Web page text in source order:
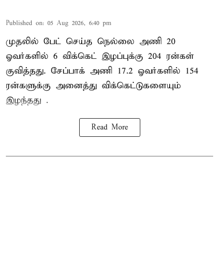
Published on: 05 Aug 2026, 6:40 pm
முதலில் பேட் செய்த நெல்லை அணி 20
ஓவர்களில் 6 விக்கெட் இழப்புக்கு 204 ரன்கள்
குவித்தது. சேப்பாக் அணி 17.2 ஓவர்களில் 154
ரன்களுக்கு அனைத்து விக்கெட்டுகளையும்
இழந்தது .
Read More